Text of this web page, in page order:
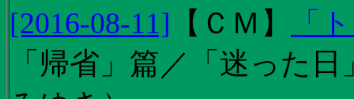
[2016-08-11] 【 ＣＭ 】
「
「帰省」篇／「迷った